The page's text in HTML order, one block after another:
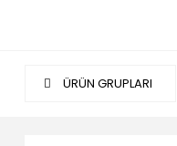
ÜRÜN GRUPLARI